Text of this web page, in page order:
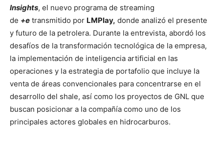
Insights, el nuevo programa de streaming
de +e transmitido por LMPlay, donde analizó el presente
y futuro de la petrolera. Durante la entrevista, abordó los
desafíos de la transformación tecnológica de la empresa,
la implementación de inteligencia artificial en las
operaciones y la estrategia de portafolio que incluye la
venta de áreas convencionales para concentrarse en el
desarrollo del shale, así como los proyectos de GNL que
buscan posicionar a la compañía como uno de los
principales actores globales en hidrocarburos.